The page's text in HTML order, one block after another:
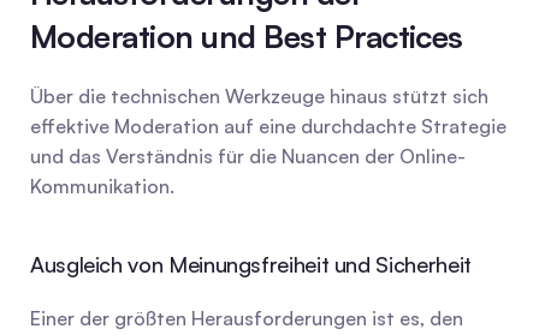
Moderation und Best Practices
Über die technischen Werkzeuge hinaus stützt sich
effektive Moderation auf eine durchdachte Strategie
und das Verständnis für die Nuancen der Online-
Kommunikation.
Ausgleich von Meinungsfreiheit und Sicherheit
Einer der größten Herausforderungen ist es, den